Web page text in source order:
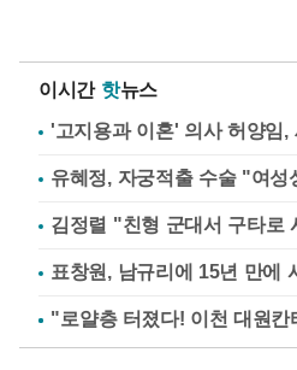
이시간 핫뉴스
'고지용과 이혼' 의사 허양임,
유혜정, 자궁적출 수술 "여
김정렬 "친형 군대서 구타로
표창원, 남규리에 15년 만